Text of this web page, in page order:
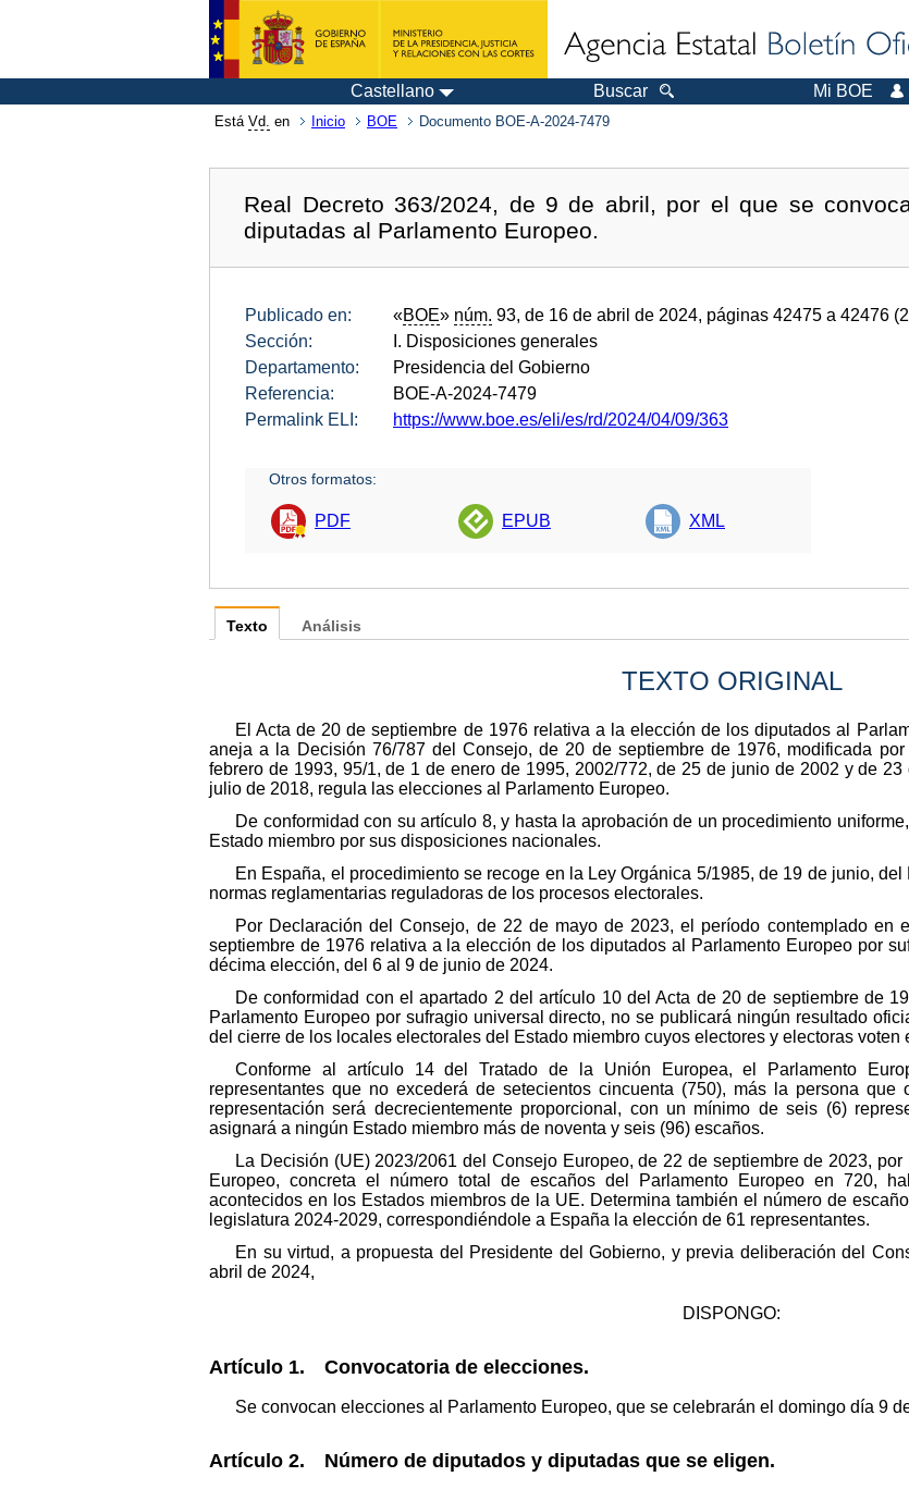
Castellano Buscar Mi BOE
Está Vd. en Inicio BOE Documento BOE-A-2024-7479
Real Decreto 363/2024, de 9 de abril, por el que se
diputadas al Parlamento Europeo.
Publicado en: «BOE» núm. 93, de 16 de abril de 2024, páginas 42475 a 42476 (2
Sección:
I. Disposiciones generales
Departamento:
Presidencia del Gobierno
Referencia:
BOE-A-2024-7479
Permalink ELI:
https://www.boe.es/eli/es/rd/2024/04/09/363
Otros formatos:
PDF EPUB XML
Texto
TEXTO ORIGINAL
El Acta de 20 de septiembre de 1976 relativa a la elección de los diputados al
aneja a la Decisión 76/787 del Consejo, de 20 de septiembre de 1976, modificada
febrero de 1993, 95/1, de 1 de enero de 1995, 2002/772, de 25 de junio de 2002 y de
julio de 2018, regula las elecciones al Parlamento Europeo.
De conformidad con su artículo 8, y hasta la aprobación de un procedimiento
Estado miembro por sus disposiciones nacionales.
En España, el procedimiento se recoge en la Ley Orgánica 5/1985, de 19 de junio,
normas reglamentarias reguladoras de los procesos electorales.
Por Declaración del Consejo, de 22 de mayo de 2023, el período contemplado en
septiembre de 1976 relativa a la elección de los diputados al Parlamento Europeo por
décima elección, del 6 al 9 de junio de 2024.
De conformidad con el apartado 2 del artículo 10 del Acta de 20 de septiembre de
Parlamento Europeo por sufragio universal directo, no se publicará ningún resultado
del cierre de los locales electorales del Estado miembro cuyos electores y electoras voten
Conforme al artículo 14 del Tratado de la Unión Europea, el Parlamento
representantes que no excederá de setecientos cincuenta (750), más la persona
representación será decrecientemente proporcional, con un mínimo de seis (6)
asignará a ningún Estado miembro más de noventa y seis (96) escaños.
La Decisión (UE) 2023/2061 del Consejo Europeo, de 22 de septiembre de 2023,
Europeo, concreta el número total de escaños del Parlamento Europeo en 720,
acontecidos en los Estados miembros de la UE. Determina también el número de
legislatura 2024-2029, correspondiéndole a España la elección de 61 representantes.
En su virtud, a propuesta del Presidente del Gobierno, y previa deliberación del
abril de 2024,
DISPONGO:
Artículo 1. Convocatoria de elecciones.
Se convocan elecciones al Parlamento Europeo, que se celebrarán el domingo día 9
Artículo 2. Número de diputados y diputadas que se eligen.
Análisis